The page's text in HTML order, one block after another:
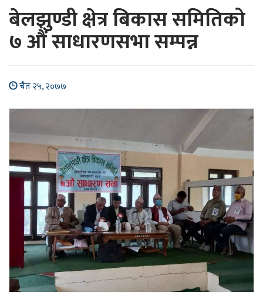
बेलझुण्डी क्षेत्र बिकास समितिको
७ औं साधारणसभा सम्पन्न
चैत २५, २०७७